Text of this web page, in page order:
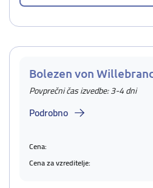
Bolezen von
Povprečni čas izvedbe: 3-4 dni
Podrobno
Cena:
Cena za vzreditelje: